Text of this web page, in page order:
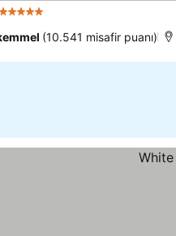
5 Yıldız
(10.541 misafir puanı)